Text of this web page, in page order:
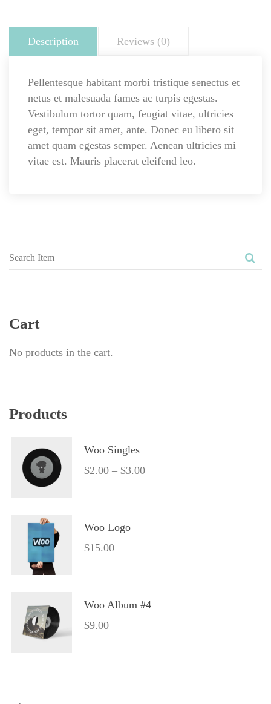
Description Reviews (0)
Pellentesque habitant morbi tristique senectus et
netus et malesuada fames ac turpis egestas.
Vestibulum tortor quam, feugiat vitae, ultricies
eget, tempor sit amet, ante. Donec eu libero sit
amet quam egestas semper. Aenean ultricies mi
vitae est. Mauris placerat eleifend leo.
Cart
No products in the cart.
Product
Woo Single
$2.00 – $3.00
Woo Logo
$15.00
Woo Album #4
$9.00